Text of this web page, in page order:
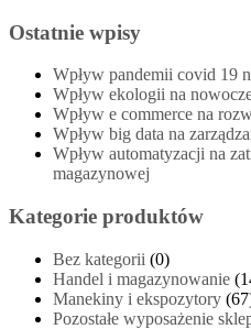
Ostatnie wpisy
Wpływ pandemii covid 19
Wpływ ekologii na
Wpływ e commerce na
Wpływ big data na
Wpływ automatyzacji na
magazynowej
Kategorie produktów
Bez kategorii (0)
Handel i magazynowanie
Manekiny i ekspozytory
Pozostałe wyposażenie